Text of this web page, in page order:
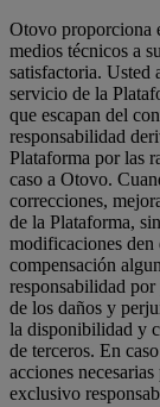
Otovo proporciona
medios técnicos a
satisfactoria. Usted
servicio de la
que escapan del
responsabilidad
Plataforma por las
caso a Otovo.
correcciones,
de la Plataforma,
modificaciones den
compensación
responsabilidad
de los daños y
la disponibilidad y
de terceros. En
acciones
exclusivo